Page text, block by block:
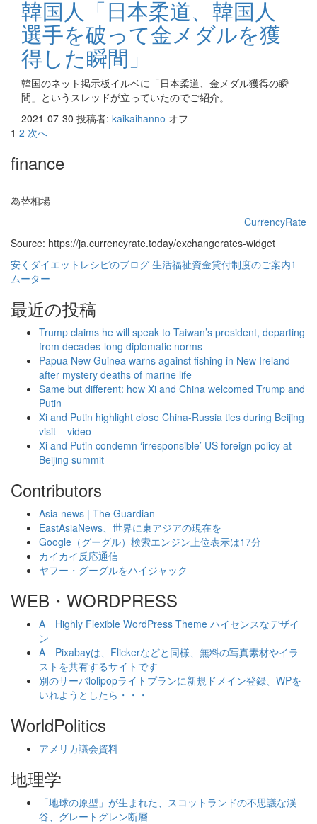
韓国人「日本柔道、韓国人
選手を破って金メダルを獲
得した瞬間」
韓国のネット掲示板イルベに「日本柔道、金メダル獲得の瞬
間」というスレッドが立っていたのでご紹介。
2021-07-30 投稿者: kaikaihanno オフ
投
稿
ペ
ジ
送
り
1 2 次へ
finance
為替相場
CurrencyRate
Source: https://ja.currencyrate.today/exchangerates-widget
安くダイエットレシピのブログ 生活福祉資金貸付制度のご案内1
ムーター
最近の投稿
Trump claims he will speak to Taiwan’s president, departing
from decades-long diplomatic norms
Papua New Guinea warns against fishing in New Ireland
after mystery deaths of marine life
Same but different: how Xi and China welcomed Trump and
Putin
Xi and Putin highlight close China-Russia ties during Beijing
visit – video
Xi and Putin condemn ‘irresponsible’ US foreign policy at
Beijing summit
Contributors
Asia news | The Guardian
EastAsiaNews、世界に東アジアの現在を
Google（グーグル）検索エンジン上位表示は17分
カイカイ反応通信
ヤフー・グーグルをハイジャック
WEB・WORDPRESS
A Highly Flexible WordPress Theme ハイセンスなデザイ
ン
A Pixabayは、Flickerなどと同様、無料の写真素材やイラ
ストを共有するサイトです
別のサーバlolipopライトプランに新規ドメイン登録、WPを
いれようとしたら・・・
WorldPolitics
アメリカ議会資料
地理学
「地球の原型」が生まれた、スコットランドの不思議な渓
谷、グレートグレン断層